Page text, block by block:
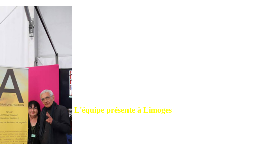
L'équipe présente à Limoges